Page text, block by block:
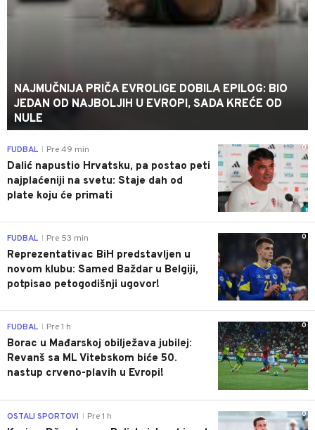
NAJMUČNIJA PRIČA EVROLIGE DOBILA EPILOG: BIO
JEDAN OD NAJBOLJIH U EVROPI, SADA KREĆE OD
NULE
0
FUDBAL Pre 49 min
Dalić napustio Hrvatsku, pa postao peti
najplaćeniji na svetu: Staje dah od
plate koju će primati
0
FUDBAL Pre 53 min
Reprezentativac BiH predstavljen u
novom klubu: Samed Baždar u Belgiji,
potpisao petogodišnji ugovor!
0
FUDBAL Pre 1 h
Borac u Mađarskoj obilježava jubilej:
Revanš sa ML Vitebskom biće 50.
nastup crveno-plavih u Evropi!
0
OSTALI SPORTOVI Pre 1 h